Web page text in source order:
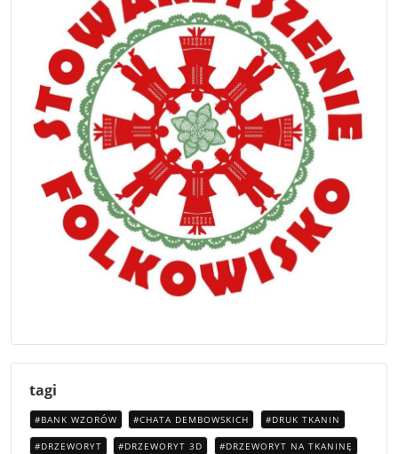
tagi
BANK WZORÓW CHATA DEMBOWSKICH DRUK TKANIN
DRZEWORYT DRZEWORYT 3D DRZEWORYT NA TKANINĘ